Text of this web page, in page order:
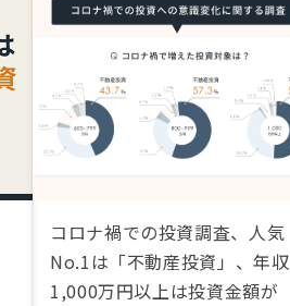
コロナ禍での投資調査、人気
No.1は「不動産投資」、年収
1,000万円以上は投資金額が